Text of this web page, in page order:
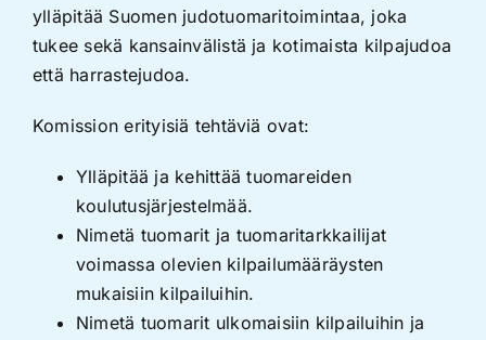
ylläpitää Suomen judotuomaritoimintaa, joka
tukee sekä kansainvälistä ja kotimaista kilpajudoa
että harrastejudoa.
Komission erityisiä tehtäviä ovat:
Ylläpitää ja kehittää tuomareiden
koulutusjärjestelmää.
Nimetä tuomarit ja tuomaritarkkailijat
voimassa olevien kilpailumääräysten
mukaisiin kilpailuihin.
Nimetä tuomarit ulkomaisiin kilpailuihin ja